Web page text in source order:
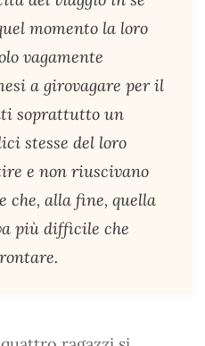
momento la loro
vagamente
a girovagare per il
soprattutto un
stesse del loro
e non riuscivano
che, alla fine, quella
più difficile che